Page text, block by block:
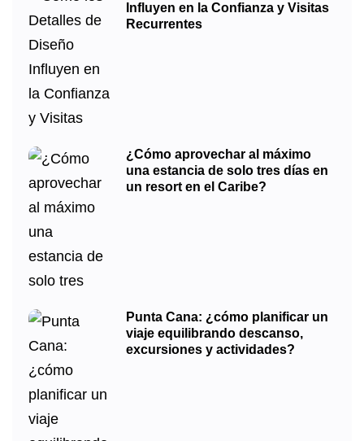
Influyen en la Confianza y Visitas
Recurrentes
¿Cómo aprovechar al máximo
una estancia de solo tres días en
un resort en el Caribe?
Punta Cana: ¿cómo planificar un
viaje equilibrando descanso,
excursiones y actividades?